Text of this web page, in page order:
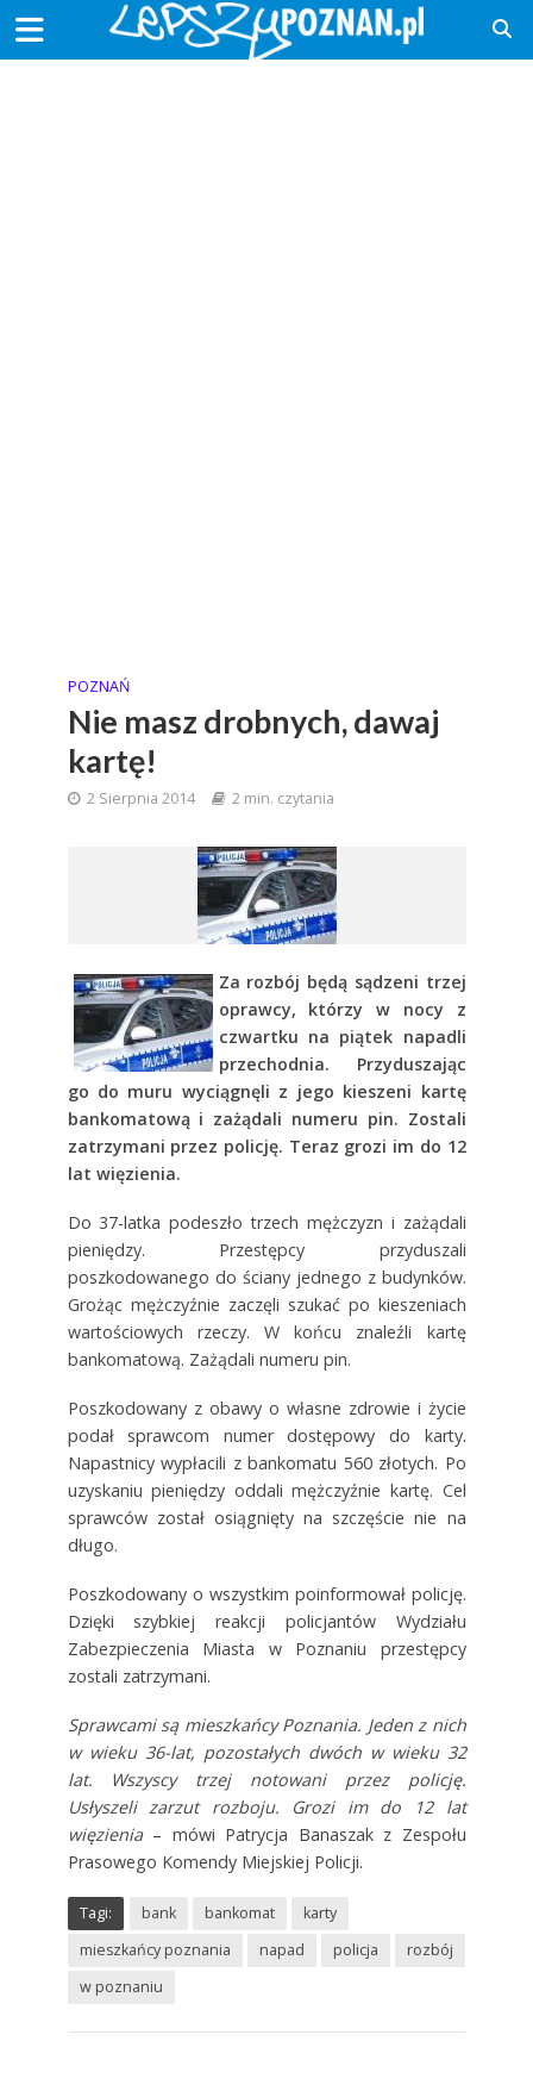
POZNAŃ
Nie masz drobnych, dawaj
kartę!
2 Sierpnia 2014 2 min. czytania
Za rozbój będą sądzeni trzej
oprawcy, którzy w nocy z
czwartku na piątek napadli
przechodnia. Przyduszając
go do muru wyciągnęli z jego kieszeni kartę
bankomatową i zażądali numeru pin. Zostali
zatrzymani przez policję. Teraz grozi im do 12
lat więzienia.
Do 37-latka podeszło trzech mężczyzn i zażądali
pieniędzy. Przestępcy przyduszali
poszkodowanego do ściany jednego z budynków.
Grożąc mężczyźnie zaczęli szukać po kieszeniach
wartościowych rzeczy. W końcu znaleźli kartę
bankomatową. Zażądali numeru pin.
Poszkodowany z obawy o własne zdrowie i życie
podał sprawcom numer dostępowy do karty.
Napastnicy wypłacili z bankomatu 560 złotych. Po
uzyskaniu pieniędzy oddali mężczyźnie kartę. Cel
sprawców został osiągnięty na szczęście nie na
długo.
Poszkodowany o wszystkim poinformował policję.
Dzięki szybkiej reakcji policjantów Wydziału
Zabezpieczenia Miasta w Poznaniu przestępcy
zostali zatrzymani.
Sprawcami są mieszkańcy Poznania. Jeden z nich
w wieku 36-lat, pozostałych dwóch w wieku 32
lat. Wszyscy trzej notowani przez policję.
Usłyszeli zarzut rozboju. Grozi im do 12 lat
więzienia– mówi Patrycja Banaszak z Zespołu
Prasowego Komendy Miejskiej Policji.
Tagi: bank bankomat
karty
mieszkańcy poznania
napad policja
rozbój
w poznaniu